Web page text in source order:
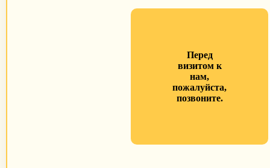
Перед
визитом к
нам,
пожалуйста,
позвоните.